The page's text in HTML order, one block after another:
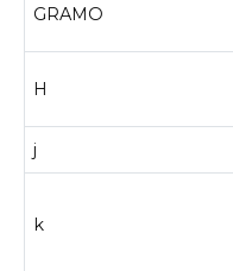
GRAMO
H
j
k